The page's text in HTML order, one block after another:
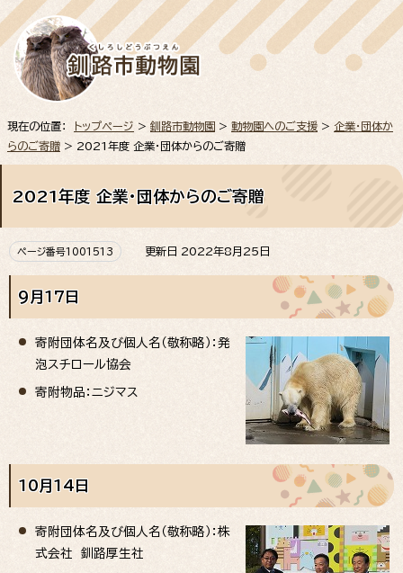
現在の位置： トップページ > 釧路市動物園 > 動物園へのご支援 > 企業・団体か
らのご寄贈 > 2021年度 企業・団体からのご寄贈
2021年度 企業・団体からのご寄贈
ページ番号1001513 更新日 2022年8月25日
9月17日
寄附団体名及び個人名（敬称略）：発
泡スチロール協会
寄附物品：ニジマス
10月14日
寄附団体名及び個人名（敬称略）：株
式会社 釧路厚生社